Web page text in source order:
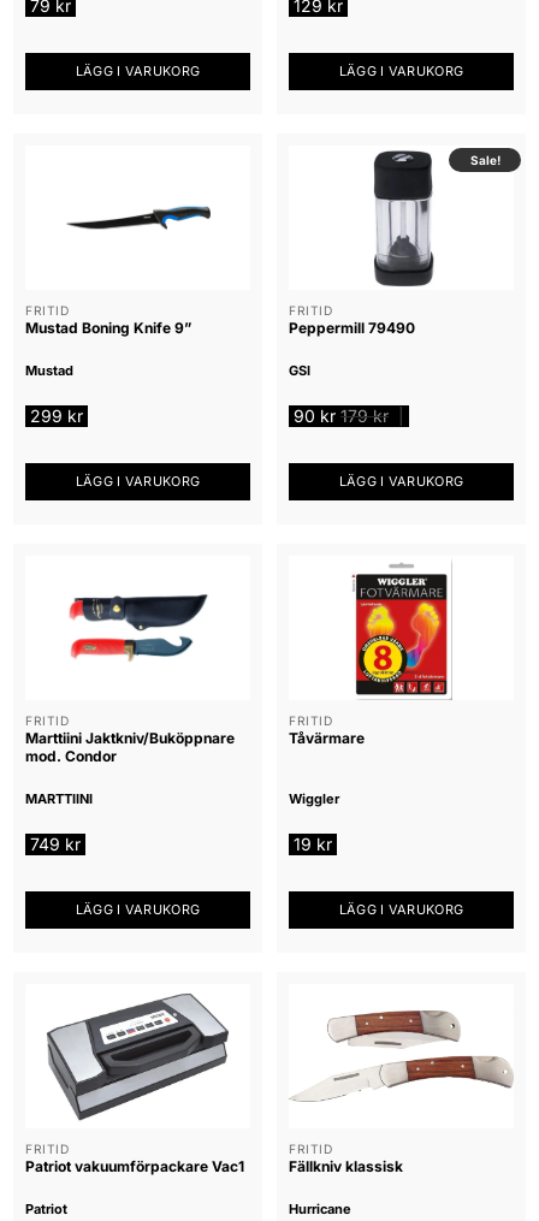
79 kr
LÄGG I VARUKORG
129 kr
LÄGG I VARUKORG
FRITID
Mustad Boning Knife 9”
Mustad
299 kr
LÄGG I VARUKORG
Sale!
FRITID
Peppermill 79490
GSI
90 kr 179kr
LÄGG I VARUKORG
FRITID
Marttiini Jaktkniv/Buköppnare
mod. Condor
MARTTIINI
749 kr
LÄGG I VARUKORG
FRITID
Tåvärmare
Wiggler
19 kr
LÄGG I VARUKORG
FRITID
Patriot vakuumförpackare Vac1
Patriot
FRITID
Fällkniv klassisk
Hurricane